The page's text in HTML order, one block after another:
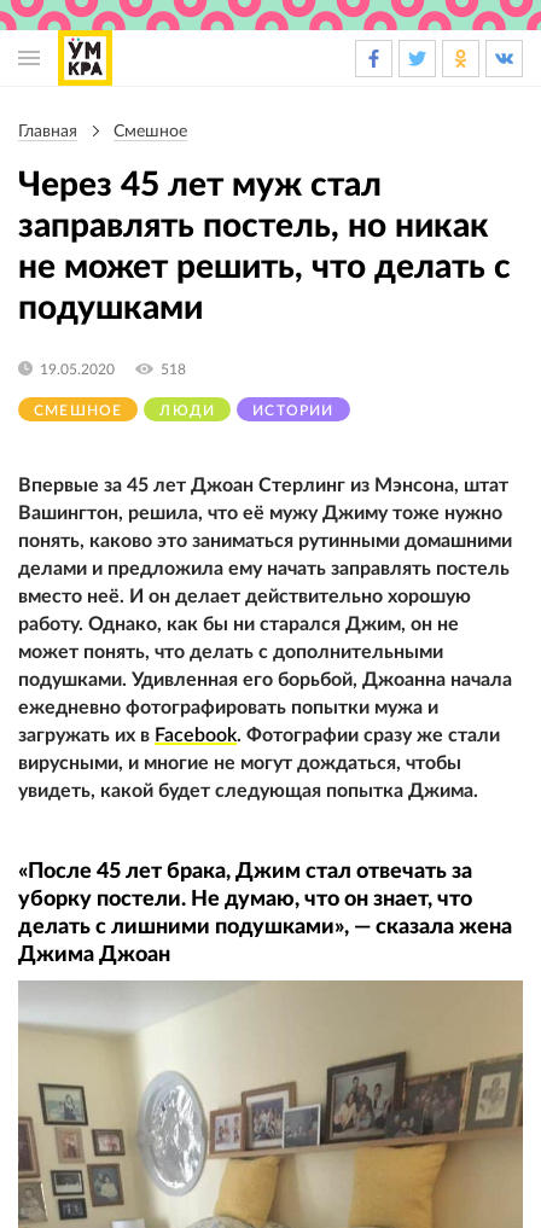
навигации
Главная Смешное
Через 45 лет муж стал
заправлять постель, но никак
не может решить, что делать с
подушками
СМЕШНОЕ ЛЮДИ ИСТОРИИ
19.05.2020 518
Впервые за 45 лет Джоан Стерлинг из Мэнсона, штат
Вашингтон, решила, что её мужу Джиму тоже нужно
понять, каково это заниматься рутинными домашними
делами и предложила ему начать заправлять постель
вместо неё. И он делает действительно хорошую
работу. Однако, как бы ни старался Джим, он не
может понять, что делать с дополнительными
подушками. Удивленная его борьбой, Джоанна начала
ежедневно фотографировать попытки мужа и
загружать их в Facebook. Фотографии сразу же стали
вирусными, и многие не могут дождаться, чтобы
увидеть, какой будет следующая попытка Джима.
«После 45 лет брака, Джим стал отвечать за
уборку постели. Не думаю, что он знает, что
делать с лишними подушками», — сказала жена
Джима Джоан